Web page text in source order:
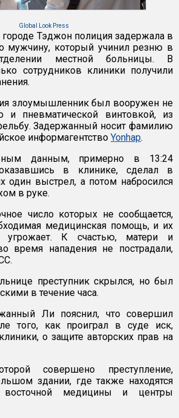
Global Look Press
Тэджон полиция задержала в
мужчину, который учинил резню в
местной больницы. В
сотрудников клиники получили
злоумышленник был вооружен не
и пневматической винтовкой, из
Задержанный носит фамилию
информагентство Yonhap.
данным, примерно в 13:24
в клинике, сделал в
один выстрел, а потом набросился
в руке.
число которых не сообщается,
медицинская помощь, и их
К счастью, матери и
время нападения не пострадали,
преступник скрылся, но был
в течение часа.
Ли пояснил, что совершил
того, как проиграл в суде иск,
о защите авторских прав на
совершено преступление,
здании, где также находятся
восточной медицины и центры